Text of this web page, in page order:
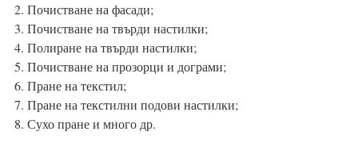
Почистване на фасади;
Почистване на твърди настилки;
Полиране на твърди настилки;
Почистване на прозорци и дограми;
Пране на текстил;
Пране на текстилни подови настилки;
Сухо пране и много др.